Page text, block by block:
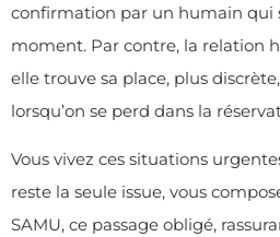
confirmation par un humain qui
moment. Par contre, la relation
elle trouve sa place, plus
lorsqu’on se perd dans la
Vous vivez ces situations
reste la seule issue, vous
SAMU, ce passage obligé,